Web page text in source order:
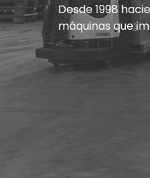
Desde 1998
máquinas que